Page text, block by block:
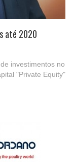
até 2020
investimentos no
"Private Equity"